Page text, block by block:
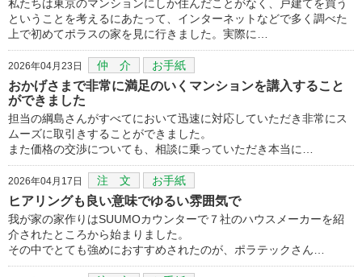
私たちは東京のマンションにしか住んだことがなく、戸建てを買う
ということを考えるにあたって、インターネットなどで多く調べた
上で初めてポラスの家を見に行きました。実際に…
2026年04月23日 仲 介 お手紙
おかげさまで非常に満足のいくマンションを講入すること
ができました
担当の綱島さんがすべてにおいて迅速に対応していただき非常にス
ムーズに取引きすることができました。
また価格の交渉についても、相談に乗っていただき本当に…
2026年04月17日 注 文 お手紙
ヒアリングも良い意味でゆるい雰囲気で
我が家の家作りはSUUMOカウンターで７社のハウスメーカーを紹
介されたところから始まりました。
その中でとても強めにおすすめされたのが、ポラテックさん…